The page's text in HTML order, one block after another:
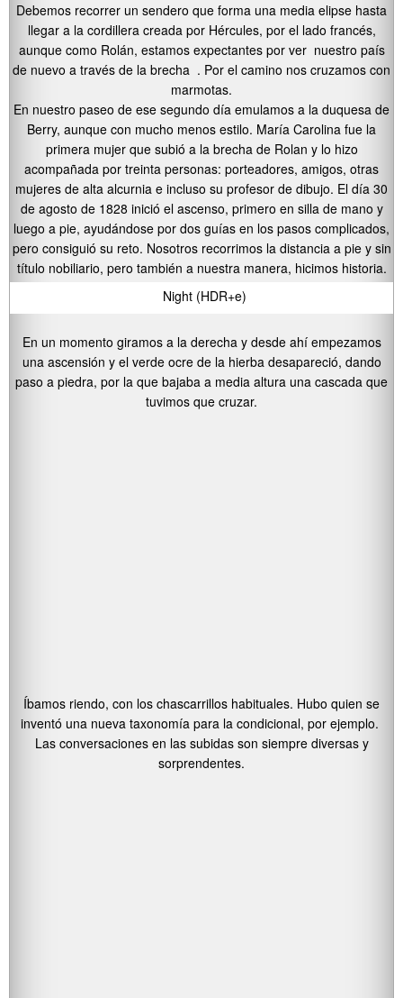
Debemos recorrer un sendero que forma una media elipse hasta
llegar a la cordillera creada por Hércules, por el lado francés,
aunque como Rolán, estamos expectantes por ver nuestro país
de nuevo a través de la brecha . Por el camino nos cruzamos con
marmotas.
En nuestro paseo de ese segundo día emulamos a la duquesa de
Berry, aunque con mucho menos estilo. María Carolina fue la
primera mujer que subió a la brecha de Rolan y lo hizo
acompañada por treinta personas: porteadores, amigos, otras
mujeres de alta alcurnia e incluso su profesor de dibujo. El día 30
de agosto de 1828 inició el ascenso, primero en silla de mano y
luego a pie, ayudándose por dos guías en los pasos complicados,
pero consiguió su reto. Nosotros recorrimos la distancia a pie y sin
título nobiliario, pero también a nuestra manera, hicimos historia.
Night (HDR+e)
En un momento giramos a la derecha y desde ahí empezamos
una ascensión y el verde ocre de la hierba desapareció, dando
paso a piedra, por la que bajaba a media altura una cascada que
tuvimos que cruzar.
Íbamos riendo, con los chascarrillos habituales. Hubo quien se
inventó una nueva taxonomía para la condicional, por ejemplo.
Las conversaciones en las subidas son siempre diversas y
sorprendentes.